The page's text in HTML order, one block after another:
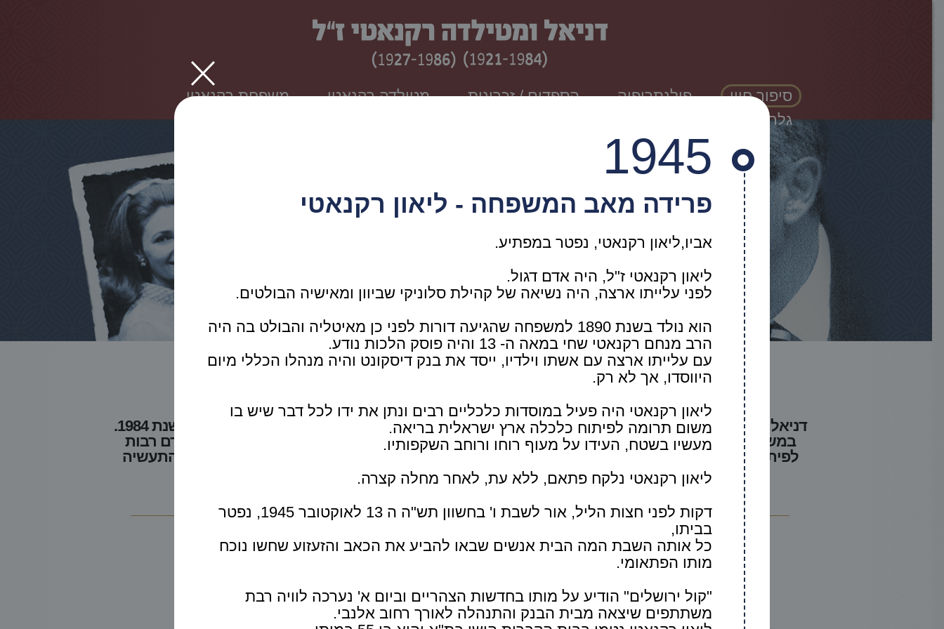
1945
פרידה מאב המשפחה - ליאון רקנאטי
אביו,ליאון רקנאטי, נפטר במפתיע.
ליאון רקנאטי ז"ל, היה אדם דגול.
לפני עלייתו ארצה, היה נשיאה של קהילת סלוניקי שביוון ומאישיה הבולטים.
הוא נולד בשנת 1890 למשפחה שהגיעה דורות לפני כן מאיטליה והבולט בה היה
הרב מנחם רקנאטי שחי במאה ה- 13 והיה פוסק הלכות נודע.
עם עלייתו ארצה עם אשתו וילדיו, ייסד את בנק דיסקונט והיה מנהלו הכללי מיום
היווסדו, אך לא רק.
ליאון רקנאטי היה פעיל במוסדות כלכליים רבים ונתן את ידו לכל דבר שיש בו
משום תרומה לפיתוח כלכלה ארץ ישראלית בריאה.
מעשיו בשטח, העידו על מעוף רוחו ורוחב השקפותיו.
ליאון רקנאטי נלקח פתאם, ללא עת, לאחר מחלה קצרה.
דקות לפני חצות הליל, אור לשבת ו' בחשוון תש"ה ה 13 לאוקטובר 1945, נפטר
בביתו,
כל אותה השבת המה הבית אנשים שבאו להביע את הכאב והזעזוע שחשו נוכח
מותו הפתאומי.
"קול ירושלים" הודיע על מותו בחדשות הצהריים וביום א' נערכה לוויה רבת
משתתפים שיצאה מבית הבנק והתנהלה לאורך רחוב אלנבי.
סיפור חייו פילנתרופיה הספדים / זכרונות מטילדה רקנאטי
משפחת רקנאטי
גלריה
דניאל רקנאטי ז"ל נולד בסלוניקי בשנת 1921, עלה עם משפחתו ארצה בשנת 1935 ונפטר בתל אביב בשנת 1984.
במשך למעלה מ- 25 שנה, עמד בראש קבוצת בנק דיסקונט (שנוסד על ידי אביו, ליאון רקנאטי ז"ל) ותרם רבות
לפיתוחו ולקידומו. היה איש רב פעלים ויוזמות ותרם רבות לכלכלת ישראל בקידום הבנקאות, בפיתוח התעשיה
והטכנולוגיה ובטיפוח החינוך הגבוה בישראל.
צפו בתחנות משמעותיות בחיי רקנאטי מ-1921 עד 1984
1921
יוצא לאוויר העולם